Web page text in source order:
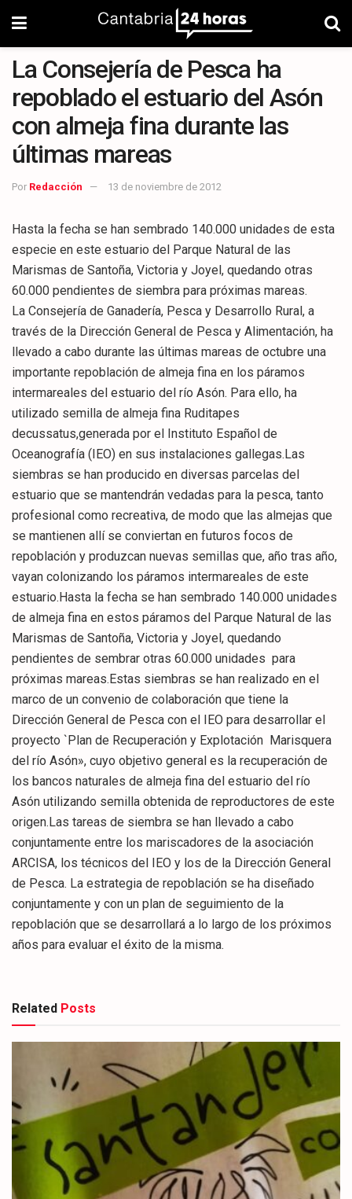
La Consejería de Pesca ha
repoblado el estuario del Asón
con almeja fina durante las
últimas mareas
Por Redacción 13 de noviembre de 2012
Hasta la fecha se han sembrado 140.000 unidades de esta
especie en este estuario del Parque Natural de las
Marismas de Santoña, Victoria y Joyel, quedando otras
60.000 pendientes de siembra para próximas mareas.
La Consejería de Ganadería, Pesca y Desarrollo Rural, a
través de la Dirección General de Pesca y Alimentación, ha
llevado a cabo durante las últimas mareas de octubre una
importante repoblación de almeja fina en los páramos
intermareales del estuario del río Asón. Para ello, ha
utilizado semilla de almeja fina Ruditapes
decussatus,generada por el Instituto Español de
Oceanografía (IEO) en sus instalaciones gallegas.Las
siembras se han producido en diversas parcelas del
estuario que se mantendrán vedadas para la pesca, tanto
profesional como recreativa, de modo que las almejas que
se mantienen allí se conviertan en futuros focos de
repoblación y produzcan nuevas semillas que, año tras año,
vayan colonizando los páramos intermareales de este
estuario.Hasta la fecha se han sembrado 140.000 unidades
de almeja fina en estos páramos del Parque Natural de las
Marismas de Santoña, Victoria y Joyel, quedando
pendientes de sembrar otras 60.000 unidades para
próximas mareas.Estas siembras se han realizado en el
marco de un convenio de colaboración que tiene la
Dirección General de Pesca con el IEO para desarrollar el
proyecto `Plan de Recuperación y Explotación Marisquera
del río Asón», cuyo objetivo general es la recuperación de
los bancos naturales de almeja fina del estuario del río
Asón utilizando semilla obtenida de reproductores de este
origen.Las tareas de siembra se han llevado a cabo
conjuntamente entre los mariscadores de la asociación
ARCISA, los técnicos del IEO y los de la Dirección General
de Pesca. La estrategia de repoblación se ha diseñado
conjuntamente y con un plan de seguimiento de la
repoblación que se desarrollará a lo largo de los próximos
años para evaluar el éxito de la misma.
Related Posts